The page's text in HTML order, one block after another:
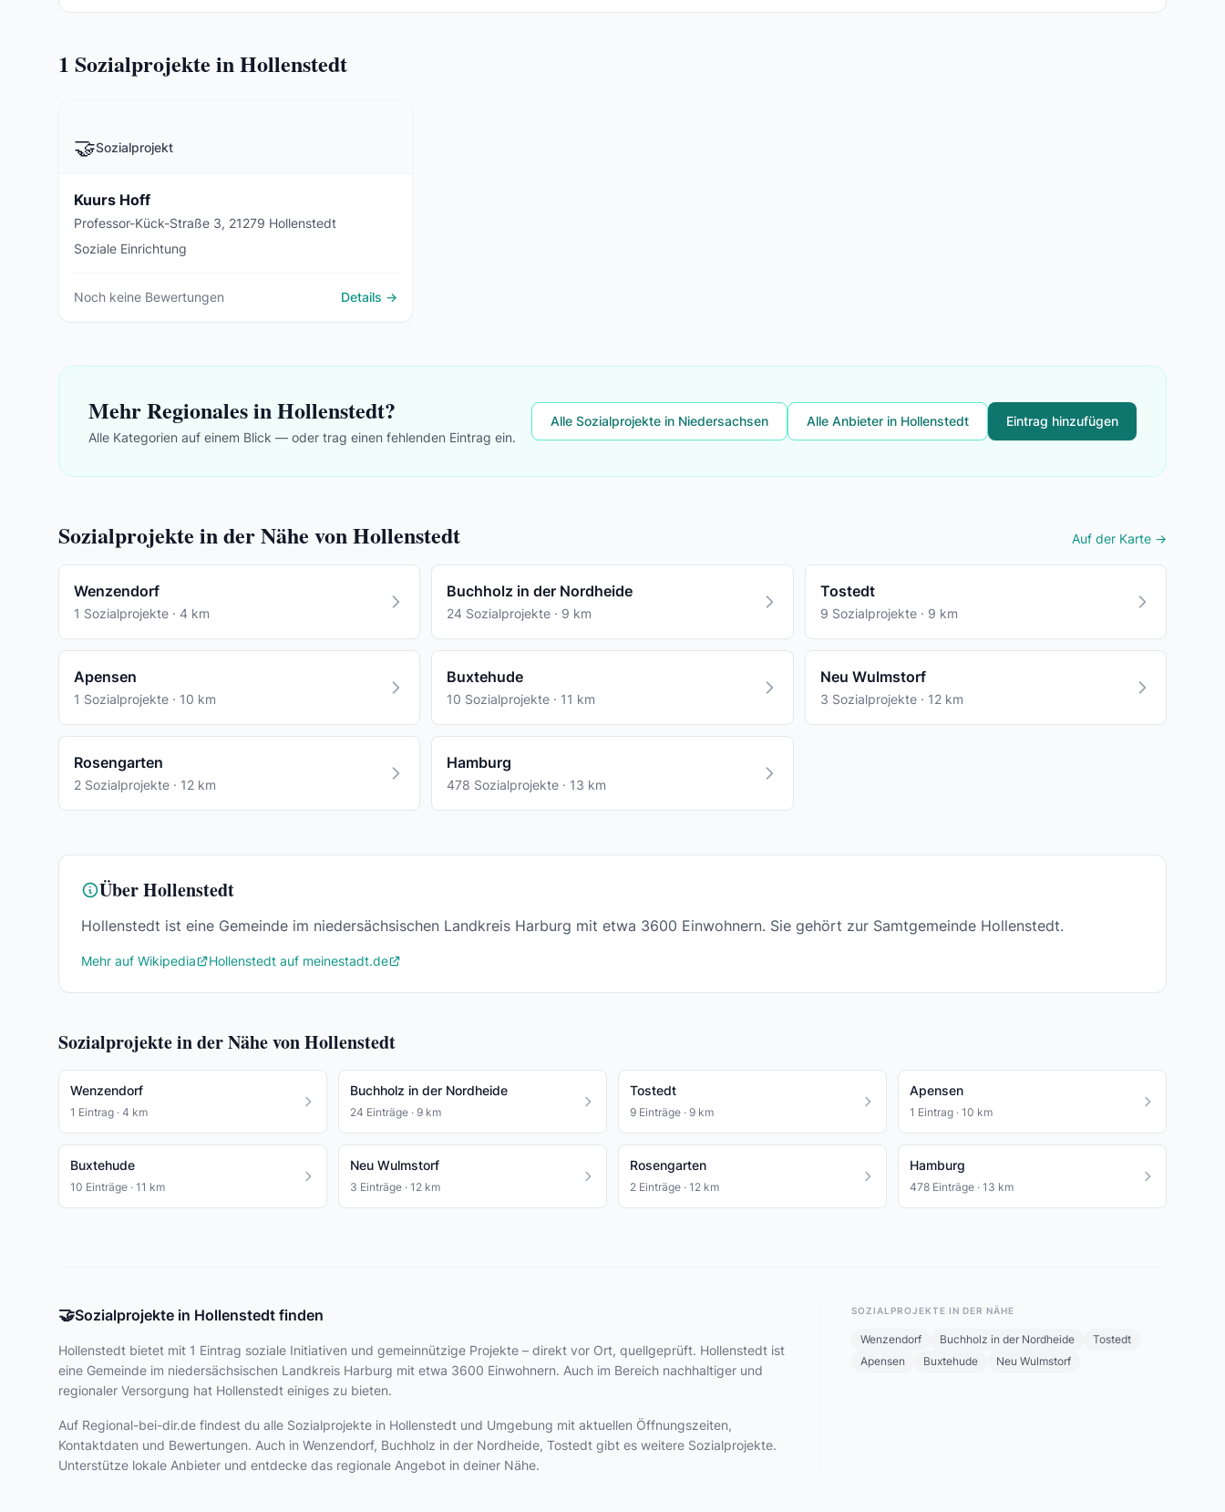
1 Sozialprojekte in Hollenstedt
🤝Sozialprojekt
Kuurs Hoff
Professor-Kück-Straße 3, 21279 Hollenstedt
Soziale Einrichtung
Noch keine Bewertungen Details →
Mehr Regionales in Hollenstedt?
Alle Kategorien auf einem Blick — oder trag einen fehlenden Eintrag ein.
Alle Sozialprojekte in Niedersachsen Alle Anbieter in Hollenstedt Eintrag hinzufügen
Sozialprojekte in der Nähe von Hollenstedt Auf der Karte →
Wenzendorf
1 Sozialprojekte · 4 km
Buchholz in der Nordheide
24 Sozialprojekte · 9 km
Tostedt
9 Sozialprojekte · 9 km
Apensen
1 Sozialprojekte · 10 km
Buxtehude
10 Sozialprojekte · 11 km
Neu Wulmstorf
3 Sozialprojekte · 12 km
Rosengarten
2 Sozialprojekte · 12 km
Hamburg
478 Sozialprojekte · 13 km
Über Hollenstedt
Hollenstedt ist eine Gemeinde im niedersächsischen Landkreis Harburg mit etwa 3600 Einwohnern. Sie gehört zur Samtgemeinde Hollenstedt.
Mehr auf Wikipedia Hollenstedt auf meinestadt.de
Sozialprojekte in der Nähe von Hollenstedt
Wenzendorf
1 Eintrag · 4 km
Buchholz in der Nordheide
24 Einträge · 9 km
Tostedt
9 Einträge · 9 km
Apensen
1 Eintrag · 10 km
Buxtehude
10 Einträge · 11 km
Neu Wulmstorf
3 Einträge · 12 km
Rosengarten
2 Einträge · 12 km
Hamburg
478 Einträge · 13 km
🤝Sozialprojekte in Hollenstedt finden
Hollenstedt bietet mit 1 Eintrag soziale Initiativen und gemeinnützige Projekte – direkt vor Ort, quellgeprüft. Hollenstedt ist
eine Gemeinde im niedersächsischen Landkreis Harburg mit etwa 3600 Einwohnern. Auch im Bereich nachhaltiger und
regionaler Versorgung hat Hollenstedt einiges zu bieten.
Auf Regional-bei-dir.de findest du alle Sozialprojekte in Hollenstedt und Umgebung mit aktuellen Öffnungszeiten,
Kontaktdaten und Bewertungen. Auch in Wenzendorf, Buchholz in der Nordheide, Tostedt gibt es weitere Sozialprojekte.
Unterstütze lokale Anbieter und entdecke das regionale Angebot in deiner Nähe.
SOZIALPROJEKTE IN DER NÄHE
Wenzendorf Buchholz in der Nordheide
Tostedt
Apensen
Buxtehude Neu Wulmstorf